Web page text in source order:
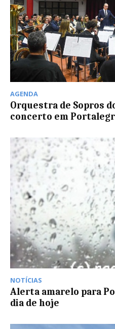
AGENDA
Orquestra de Sopros
concerto em
NOTÍCIAS
Alerta amarelo para
dia de hoje